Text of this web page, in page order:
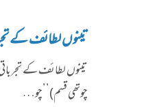
تینوں لطائف کے
تینوں لطائف کے
چوتھی قسم)’’چو…